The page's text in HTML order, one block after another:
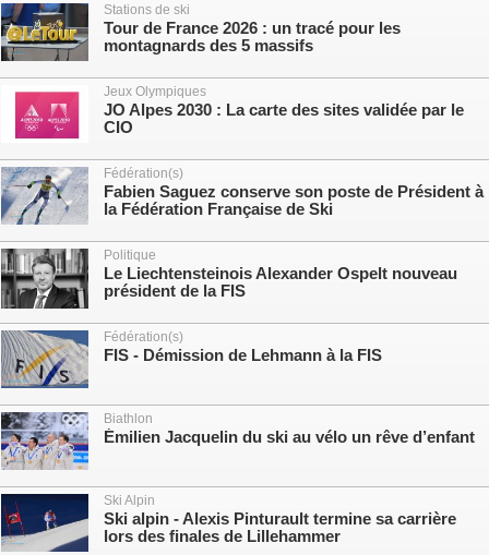
Stations de ski
Tour de France 2026 : un tracé pour les
montagnards des 5 massifs
Jeux Olympiques
JO Alpes 2030 : La carte des sites validée par le
CIO
Fédération(s)
Fabien Saguez conserve son poste de Président à
la Fédération Française de Ski
Politique
Le Liechtensteinois Alexander Ospelt nouveau
président de la FIS
Fédération(s)
FIS - Démission de Lehmann à la FIS
Biathlon
Émilien Jacquelin du ski au vélo un rêve d’enfant
Ski Alpin
Ski alpin - Alexis Pinturault termine sa carrière
lors des finales de Lillehammer